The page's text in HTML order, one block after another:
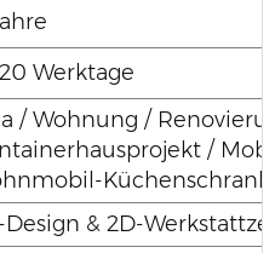
Werktage
/ Wohnung /
/
Küchenschrank
Design & 2D-